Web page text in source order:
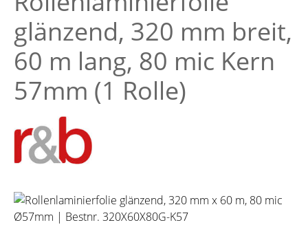
glänzend, 320 mm breit,
60 m lang, 80 mic Kern
57mm (1 Rolle)
Bildergalerie überspringen